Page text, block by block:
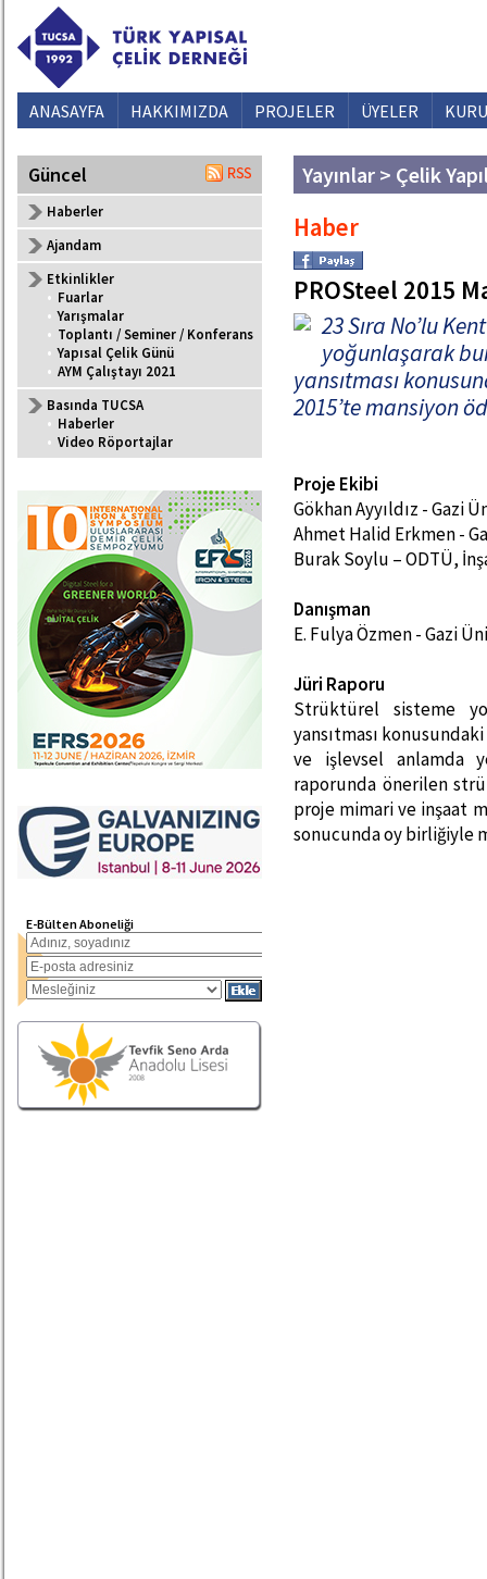
ANASAYFA HAKKIMIZDA PROJELER ÜYELER
Güncel
Haberler
Ajandam
Etkinlikler
• Fuarlar
• Yarışmalar
• Toplantı / Seminer / Konferans
• Yapısal Çelik Günü
• AYM Çalıştayı 2021
Basında TUCSA
• Haberler
• Video Röportajlar
E-Bülten Aboneliği
Yayınlar > Çelik
Haber
PROSteel 2015
23 Sıra No’lu
yoğunlaşarak
yansıtması
2015’te mansiyon
Proje Ekibi
Gökhan Ayyıldız - Gazi
Ahmet Halid Erkmen -
Burak Soylu – ODTÜ,
Danışman
E. Fulya Özmen - Gazi
Jüri Raporu
Strüktürel sisteme
yansıtması
ve işlevsel anlamda
raporunda önerilen
proje mimari ve inşaat
sonucunda oy birliğiyle